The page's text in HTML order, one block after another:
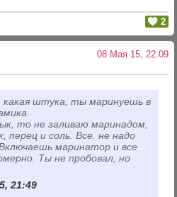
2
08 Мая 15, 22:09
какая штука, ты маринуешь в
то не заливаю маринадом,
перец и соль. Все. не надо
маринатор и все
Ты не пробовал, но
21:49